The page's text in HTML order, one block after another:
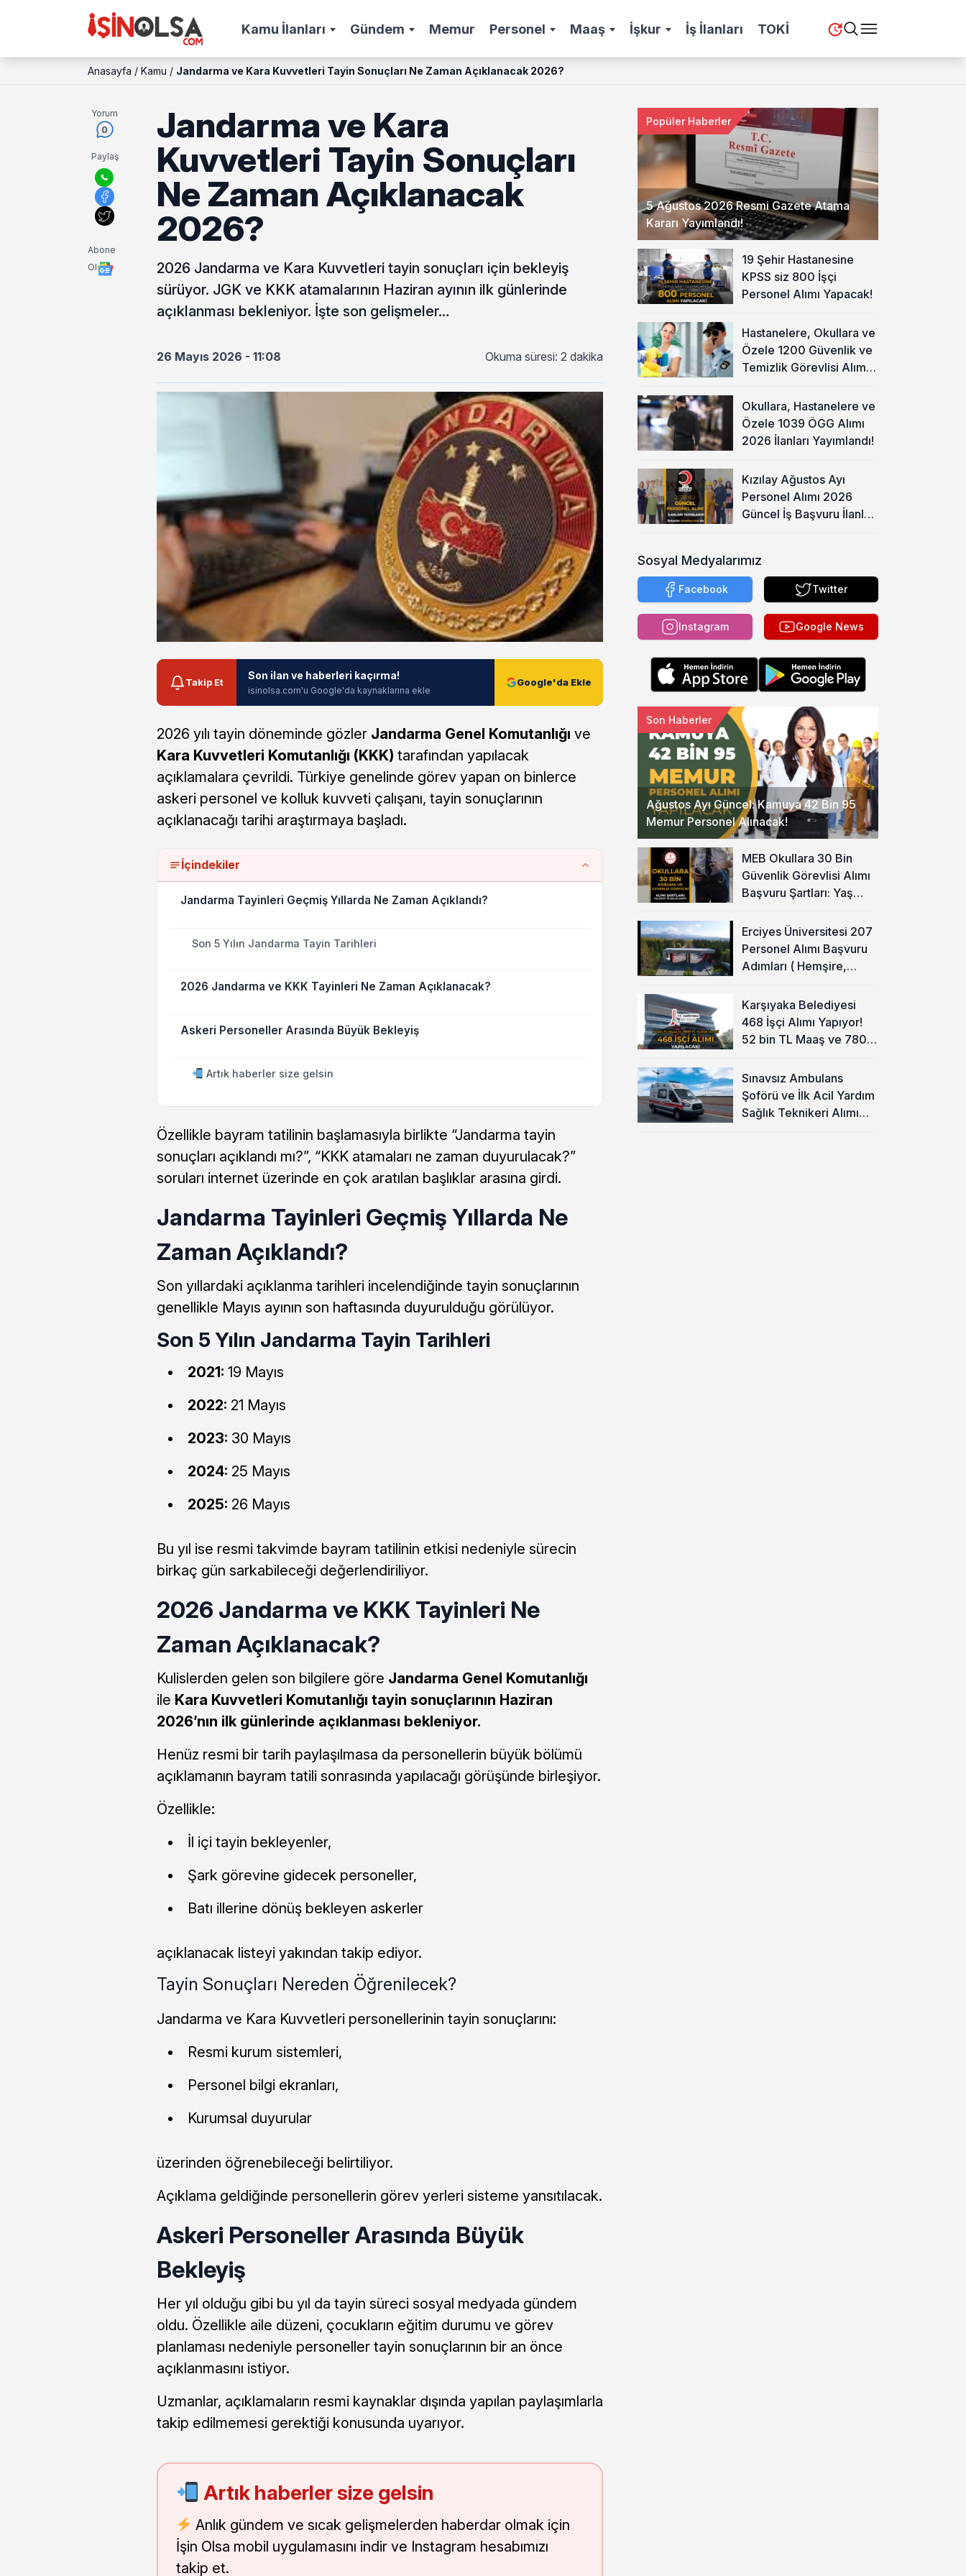
Kamu İlanları Gündem Memur Personel Maaş İşkur İş İlanları TOKİ
Anasayfa / Kamu / Jandarma ve Kara Kuvvetleri Tayin Sonuçları Ne Zaman Açıklanacak 2026?
Yorum
0
Paylaş
Abone
Ol
Jandarma ve Kara
Kuvvetleri Tayin Sonuçları
Ne Zaman Açıklanacak
2026?
2026 Jandarma ve Kara Kuvvetleri tayin sonuçları için bekleyiş
sürüyor. JGK ve KKK atamalarının Haziran ayının ilk günlerinde
açıklanması bekleniyor. İşte son gelişmeler…
26 Mayıs 2026 - 11:08 Okuma süresi: 2 dakika
Takip Et
Son ilan ve haberleri kaçırma!
isinolsa.com'u Google'da kaynaklarına ekle
Google'da Ekle
2026 yılı tayin döneminde gözler Jandarma Genel Komutanlığı ve
Kara Kuvvetleri Komutanlığı (KKK) tarafından yapılacak
açıklamalara çevrildi. Türkiye genelinde görev yapan on binlerce
askeri personel ve kolluk kuvveti çalışanı, tayin sonuçlarının
açıklanacağı tarihi araştırmaya başladı.
İçindekiler
Jandarma Tayinleri Geçmiş Yıllarda Ne Zaman Açıklandı?
Son 5 Yılın Jandarma Tayin Tarihleri
2026 Jandarma ve KKK Tayinleri Ne Zaman Açıklanacak?
Askeri Personeller Arasında Büyük Bekleyiş
Artık haberler size gelsin
Özellikle bayram tatilinin başlamasıyla birlikte “Jandarma tayin
sonuçları açıklandı mı?”, “KKK atamaları ne zaman duyurulacak?”
soruları internet üzerinde en çok aratılan başlıklar arasına girdi.
Jandarma Tayinleri Geçmiş Yıllarda Ne
Zaman Açıklandı?
Son yıllardaki açıklanma tarihleri incelendiğinde tayin sonuçlarının
genellikle Mayıs ayının son haftasında duyurulduğu görülüyor.
Son 5 Yılın Jandarma Tayin Tarihleri
2021: 19 Mayıs
2022: 21 Mayıs
2023: 30 Mayıs
2024: 25 Mayıs
2025: 26 Mayıs
Bu yıl ise resmi takvimde bayram tatilinin etkisi nedeniyle sürecin
birkaç gün sarkabileceği değerlendiriliyor.
2026 Jandarma ve KKK Tayinleri Ne
Zaman Açıklanacak?
Kulislerden gelen son bilgilere göre Jandarma Genel Komutanlığı
ile Kara Kuvvetleri Komutanlığı tayin sonuçlarının Haziran
2026’nın ilk günlerinde açıklanması bekleniyor.
Henüz resmi bir tarih paylaşılmasa da personellerin büyük bölümü
açıklamanın bayram tatili sonrasında yapılacağı görüşünde birleşiyor.
Özellikle:
İl içi tayin bekleyenler,
Şark görevine gidecek personeller,
Batı illerine dönüş bekleyen askerler
açıklanacak listeyi yakından takip ediyor.
Tayin Sonuçları Nereden Öğrenilecek?
Jandarma ve Kara Kuvvetleri personellerinin tayin sonuçlarını:
Resmi kurum sistemleri,
Personel bilgi ekranları,
Kurumsal duyurular
üzerinden öğrenebileceği belirtiliyor.
Açıklama geldiğinde personellerin görev yerleri sisteme yansıtılacak.
Askeri Personeller Arasında Büyük
Bekleyiş
Her yıl olduğu gibi bu yıl da tayin süreci sosyal medyada gündem
oldu. Özellikle aile düzeni, çocukların eğitim durumu ve görev
planlaması nedeniyle personeller tayin sonuçlarının bir an önce
açıklanmasını istiyor.
Uzmanlar, açıklamaların resmi kaynaklar dışında yapılan paylaşımlarla
takip edilmemesi gerektiği konusunda uyarıyor.
Artık haberler size gelsin
Anlık gündem ve sıcak gelişmelerden haberdar olmak için
İşin Olsa mobil uygulamasını indir ve Instagram hesabımızı
takip et.
5 Ağustos 2026 Resmi Gazete Atama
Kararı Yayımlandı!
Popüler Haberler
19 Şehir Hastanesine
KPSS siz 800 İşçi
Personel Alımı Yapacak!
Hastanelere, Okullara ve
Özele 1200 Güvenlik ve
Temizlik Görevlisi Alımı
Okullara, Hastanelere ve
Özele 1039 ÖGG Alımı
2026 İlanları Yayımlandı!
Kızılay Ağustos Ayı
Personel Alımı 2026
Güncel İş Başvuru İlanları
Sosyal Medyalarımız
Facebook Twitter
Instagram Google News
Ağustos Ayı Güncel: Kamuya 42 Bin 95
Memur Personel Alınacak!
Son Haberler
MEB Okullara 30 Bin
Güvenlik Görevlisi Alımı
Başvuru Şartları: Yaş
Olacak Mı?
Erciyes Üniversitesi 207
Personel Alımı Başvuru
Adımları ( Hemşire,
Karşıyaka Belediyesi
468 İşçi Alımı Yapıyor!
52 bin TL Maaş ve 7800
Sınavsız Ambulans
Şoförü ve İlk Acil Yardım
Sağlık Teknikeri Alımı